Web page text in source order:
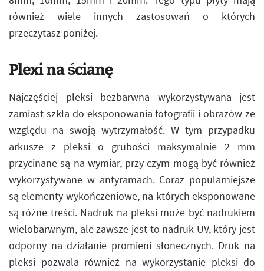
również wiele innych zastosowań o których
przeczytasz poniżej.
Plexi na ścianę
Najczęściej pleksi bezbarwna wykorzystywana jest
zamiast szkła do eksponowania fotografii i obrazów ze
względu na swoją wytrzymałość. W tym przypadku
arkusze z pleksi o grubości maksymalnie 2 mm
przycinane są na wymiar, przy czym mogą być również
wykorzystywane w antyramach. Coraz popularniejsze
są elementy wykończeniowe, na których eksponowane
są różne treści. Nadruk na pleksi może być nadrukiem
wielobarwnym, ale zawsze jest to nadruk UV, który jest
odporny na działanie promieni słonecznych. Druk na
pleksi pozwala również na wykorzystanie pleksi do